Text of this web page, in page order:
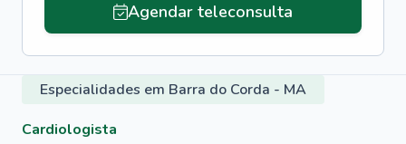
Agendar teleconsulta
Especialidades em Barra do Corda - MA
Cardiologista